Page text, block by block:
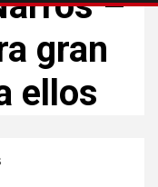
gran
ellos